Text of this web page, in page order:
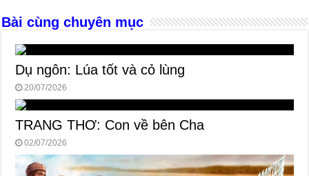
Bài cùng chuyên mục
Dụ ngôn: Lúa tốt và cỏ lùng
20/07/2026
TRANG THƠ: Con về bên Cha
02/07/2026